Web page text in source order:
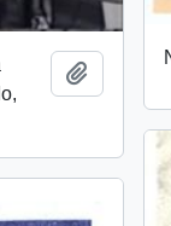
Añadir al